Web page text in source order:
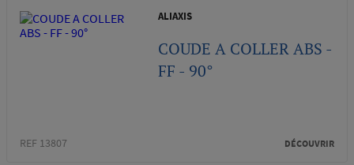
ALIAXIS
COUDE A COLLER ABS -
FF - 90°
REF 13807 DÉCOUVRIR